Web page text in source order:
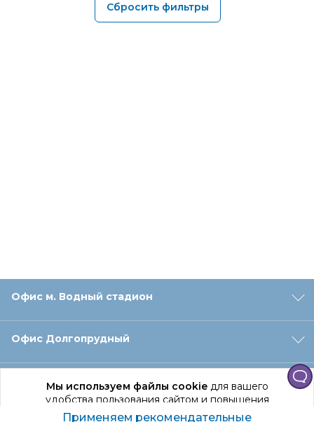
Мы используем файлы cookieдля вашего
удобства пользования сайтом и повышения
качества рекомендаций.
Сбросить фильтры
Офис м. Водный стадион
Офис Долгопрудный
Офис Санкт‑Петербург
Применяем рекомендательные